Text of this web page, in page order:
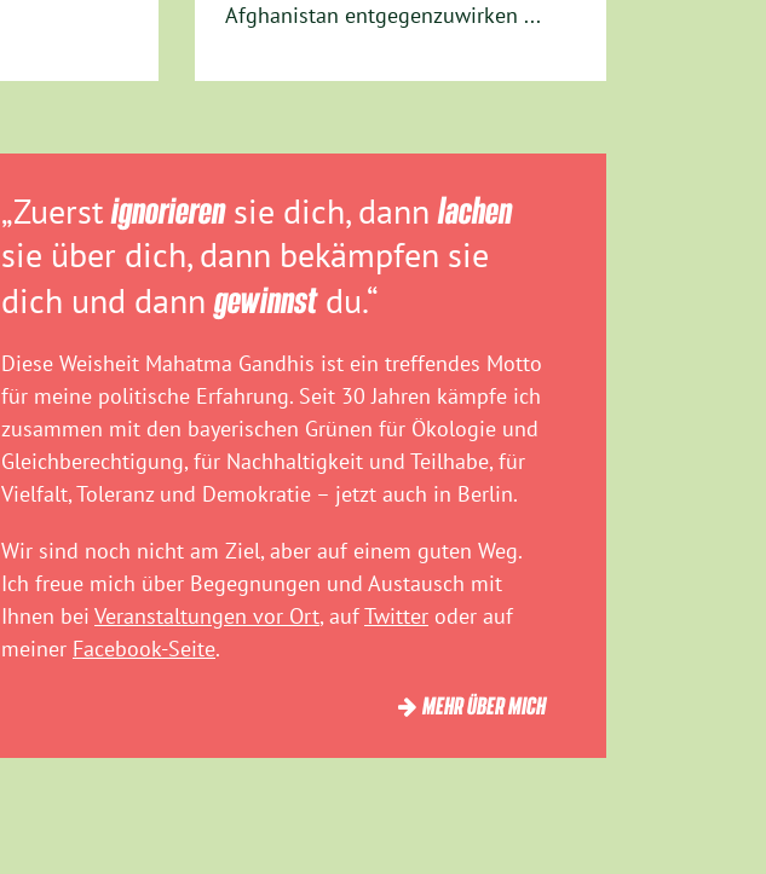
Afghanistan entgegenzuwirken ...
„Zuerstignorierensie dich, dannlachen
sie über dich, dann bekämpfen sie
dich und dann gewinnstdu.“
Diese Weisheit Mahatma Gandhis ist ein treffendes Motto
für meine politische Erfahrung. Seit 30 Jahren kämpfe ich
zusammen mit den bayerischen Grünen für Ökologie und
Gleichberechtigung, für Nachhaltigkeit und Teilhabe, für
Vielfalt, Toleranz und Demokratie – jetzt auch in Berlin.
Wir sind noch nicht am Ziel, aber auf einem guten Weg.
Ich freue mich über Begegnungen und Austausch mit
Ihnen bei Veranstaltungen vor Ort, aufTwitter oder auf
meiner Facebook-Seite.
MEHR ÜBER MICH